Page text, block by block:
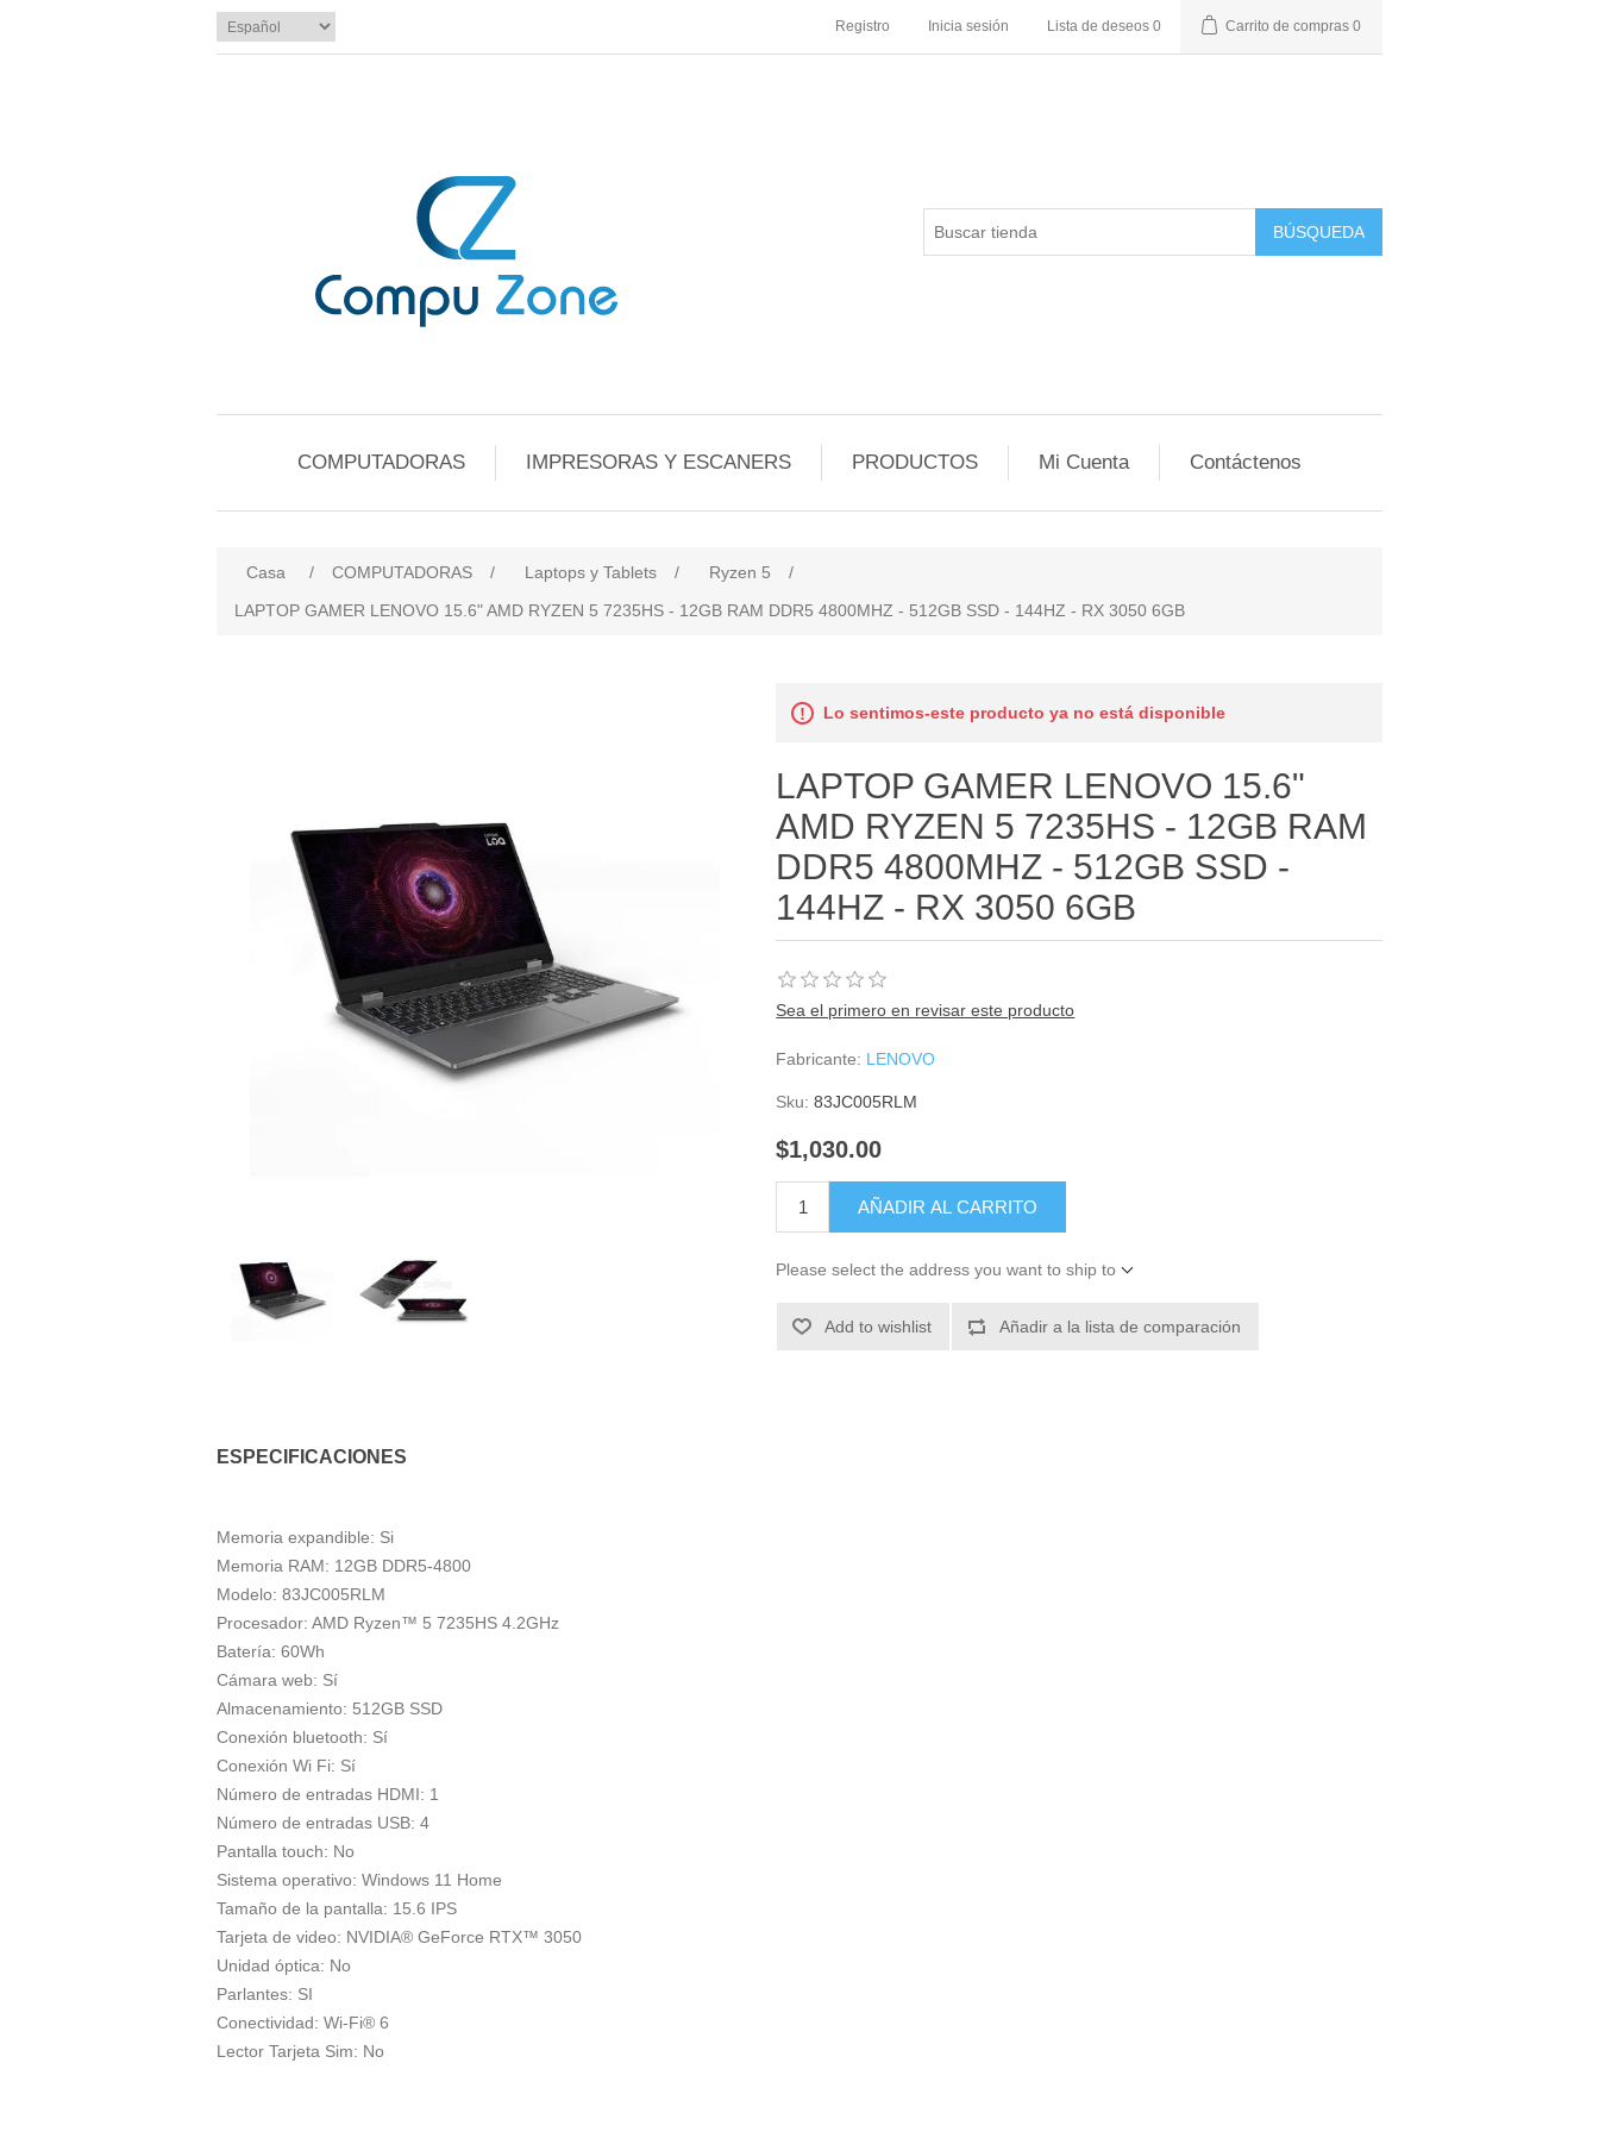
Registro Inicia sesión Lista de deseos 0 Carrito de compras 0
BÚSQUEDA
COMPUTADORAS IMPRESORAS Y ESCANERS PRODUCTOS Mi Cuenta Contáctenos
Casa / COMPUTADORAS / Laptops y Tablets / Ryzen 5
/
LAPTOP GAMER LENOVO 15.6" AMD RYZEN 5 7235HS - 12GB RAM DDR5 4800MHZ - 512GB SSD - 144HZ - RX 3050 6GB
Lo sentimos-este producto ya no está disponible
LAPTOP GAMER LENOVO 15.6"
AMD RYZEN 5 7235HS - 12GB RAM
DDR5 4800MHZ - 512GB SSD -
144HZ - RX 3050 6GB
Sea el primero en revisar este producto
Fabricante: LENOVO
Sku: 83JC005RLM
$1,030.00
AÑADIR AL CARRITO
Please select the address you want to ship to
Add to wishlist Añadir a la lista de comparación
ESPECIFICACIONES
Memoria expandible: Si
Memoria RAM: 12GB DDR5-4800
Modelo: 83JC005RLM
Procesador: AMD Ryzen™ 5 7235HS 4.2GHz
Batería: 60Wh
Cámara web: Sí
Almacenamiento: 512GB SSD
Conexión bluetooth: Sí
Conexión Wi Fi: Sí
Número de entradas HDMI: 1
Número de entradas USB: 4
Pantalla touch: No
Sistema operativo: Windows 11 Home
Tamaño de la pantalla: 15.6 IPS
Tarjeta de video: NVIDIA® GeForce RTX™ 3050
Unidad óptica: No
Parlantes: SI
Conectividad: Wi-Fi® 6
Lector Tarjeta Sim: No